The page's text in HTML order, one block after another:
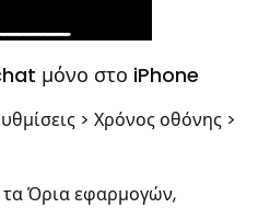
μόνο στο iPhone
> Χρόνος οθόνης >
τα Όρια εφαρμογών,